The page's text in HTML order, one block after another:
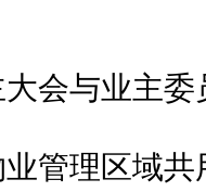
会与业主委
管理区域